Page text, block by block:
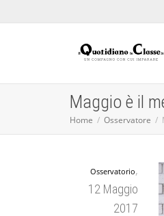
Maggio è il
Home Osservatore
Osservatorio,
12 Maggio
2017